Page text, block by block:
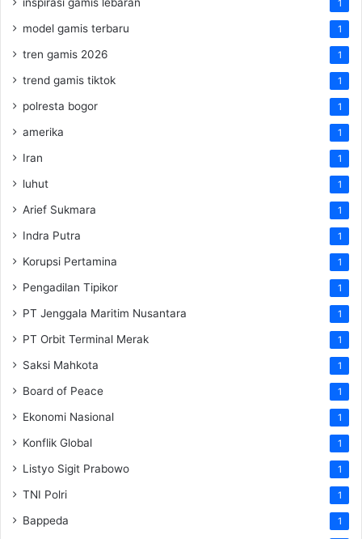
inspirasi gamis lebaran 1
model gamis terbaru 1
tren gamis 2026 1
trend gamis tiktok 1
polresta bogor 1
amerika 1
Iran 1
luhut 1
Arief Sukmara 1
Indra Putra 1
Korupsi Pertamina 1
Pengadilan Tipikor 1
PT Jenggala Maritim Nusantara 1
PT Orbit Terminal Merak 1
Saksi Mahkota 1
Board of Peace 1
Ekonomi Nasional 1
Konflik Global 1
Listyo Sigit Prabowo 1
TNI Polri 1
Bappeda 1